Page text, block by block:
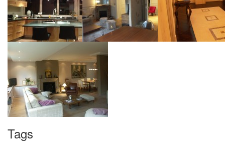
Tags